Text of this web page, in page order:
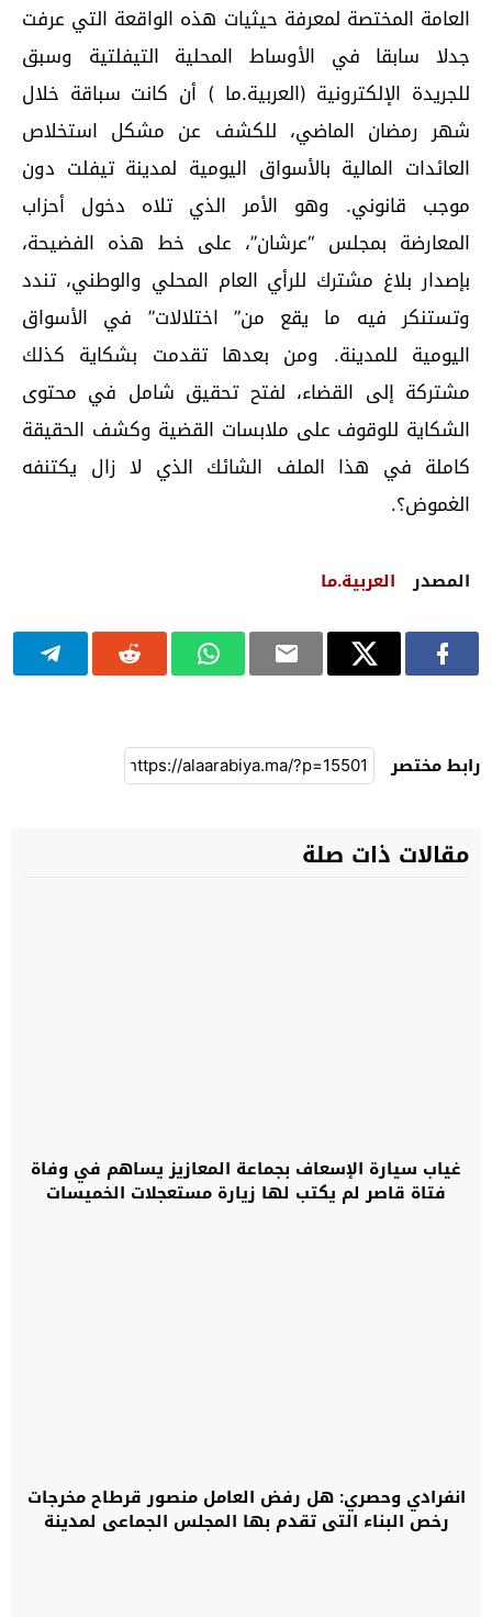
العامة المختصة لمعرفة حيثيات هذه الواقعة التي عرفت
جدلا سابقا في الأوساط المحلية التيفلتية وسبق
للجريدة الإلكترونية (العربية.ما ) أن كانت سباقة خلال
شهر رمضان الماضي، للكشف عن مشكل استخلاص
العائدات المالية بالأسواق اليومية لمدينة تيفلت دون
موجب قانوني. وهو الأمر الذي تلاه دخول أحزاب
المعارضة بمجلس “عرشان”، على خط هذه الفضيحة،
بإصدار بلاغ مشترك للرأي العام المحلي والوطني، تندد
وتستنكر فيه ما يقع من” اختلالات” في الأسواق
اليومية للمدينة. ومن بعدها تقدمت بشكاية كذلك
مشتركة إلى القضاء، لفتح تحقيق شامل في محتوى
الشكاية للوقوف على ملابسات القضية وكشف الحقيقة
كاملة في هذا الملف الشائك الذي لا زال يكتنفه
الغموض؟.
المصدر العربية.ما
رابط مختصر
مقالات ذات صلة
غياب سيارة الإسعاف بجماعة المعازيز يساهم في وفاة
فتاة قاصر لم يكتب لها زيارة مستعجلات الخميسات
انفرادي وحصري: هل رفض العامل منصور قرطاح مخرجات
رخص البناء التي تقدم بها المجلس الجماعي لمدينة